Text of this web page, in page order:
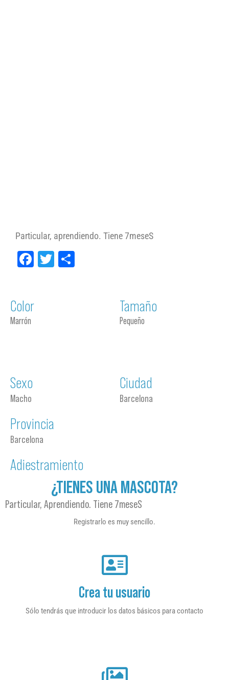
Particular, aprendiendo. Tiene 7meseS
Facebook
Twitter
Color
Marrón
Tamaño
Pequeño
Sexo
Macho
Ciudad
Barcelona
Provincia
Barcelona
Adiestramiento
¿TIENES UNA MASCOTA?
Particular, Aprendiendo. Tiene 7meseS
Registrarlo es muy sencillo.
Crea tu usuario
Sólo tendrás que introducir los datos básicos para contacto